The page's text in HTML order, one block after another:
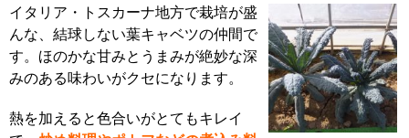
イタリア・トスカーナ地方で栽培が盛
んな、結球しない葉キャベツの仲間で
す。ほのかな甘みとうまみが絶妙な深
みのある味わいがクセになります。
熱を加えると色合いがとてもキレイ